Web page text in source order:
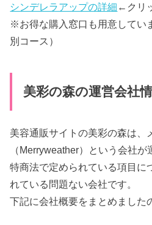
シンデレラアップの詳細 ←クリ
※お得な購入窓口も用意してい
別コース）
美彩の森の運営会社
美容通販サイトの美彩の森は、
（Merryweather）という会社が
特商法で定められている項目に
れている問題ない会社です。
下記に会社概要をまとめました